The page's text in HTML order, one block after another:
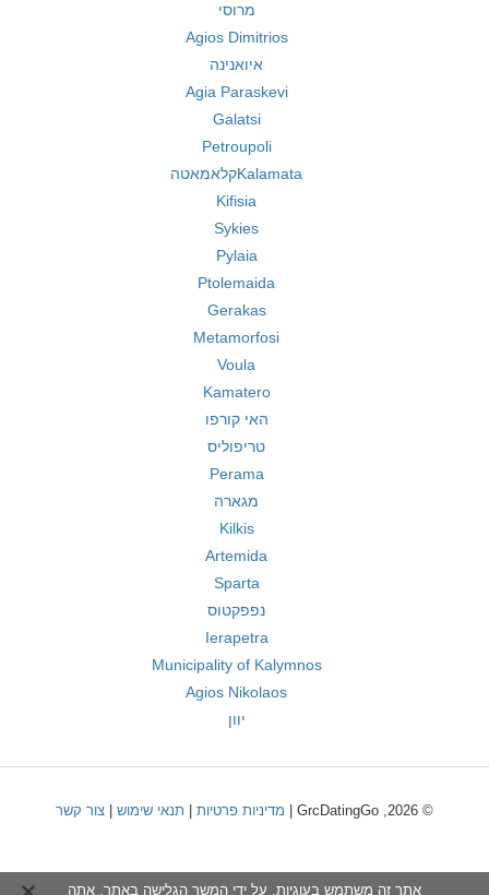
מרוסי
Agios Dimitrios
איואנינה
Agia Paraskevi
Galatsi
Petroupoli
Kalamataקלאמאטה
Kifisia
Sykies
Pylaia
Ptolemaida
Gerakas
Metamorfosi
Voula
Kamatero
האי קורפו
טריפוליס
Perama
מגארה
Kilkis
Artemida
Sparta
נפפקטוס
Ierapetra
Municipality of Kalymnos
Agios Nikolaos
יוון
© 2026, GrcDatingGo | מדיניות פרטיות תנאי שימוש צור קשר
אתר זה משתמש בעוגיות. על ידי המשך הגלישה באתר, אתה